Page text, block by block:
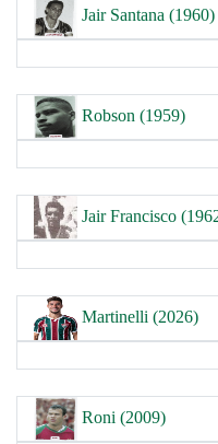
Jair Santana (1960)
Robson (1959)
Jair Francisco
Martinelli (2026)
Roni (2009)